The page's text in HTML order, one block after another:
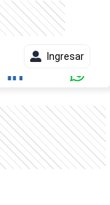
Ingresar